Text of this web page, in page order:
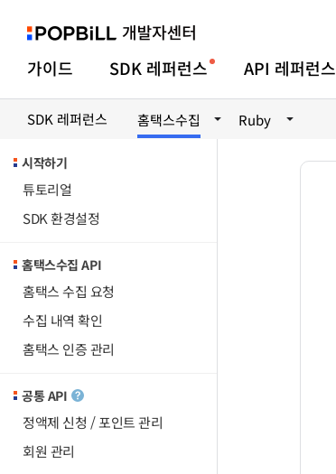
가이드 SDK 레퍼런스 API 레퍼런스
SDK 레퍼런스 홈택스수집 Ruby
시작하기
튜토리얼
SDK 환경설정
홈택스수집 API
홈택스 수집 요청
수집 내역 확인
홈택스 인증 관리
공통 API
정액제 신청 / 포인트 관리
회원 관리